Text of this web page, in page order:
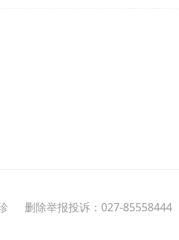
删除举报投诉：027-85558444